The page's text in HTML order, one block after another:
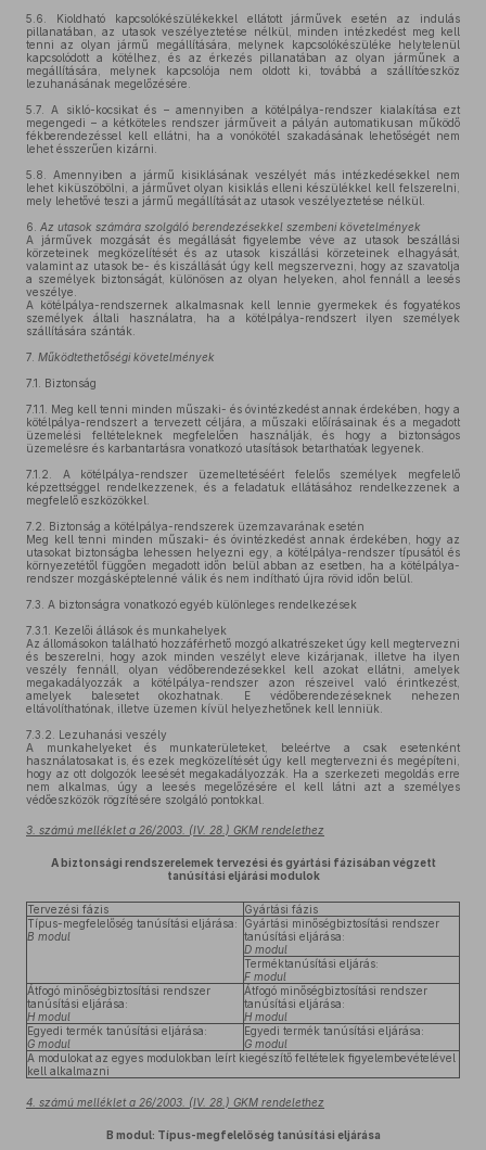
5.6.
Kioldható kapcsolókészülékekkel ellátott járművek esetén az indulás
pillanatában, az utasok veszélyeztetése nélkül, minden intézkedést meg kell
tenni az olyan jármű megállítására, melynek kapcsolókészüléke helytelenül
kapcsolódott a kötélhez, és az érkezés pillanatában az olyan járműnek a
megállítására, melynek kapcsolója nem oldott ki, továbbá a szállítóeszköz
lezuhanásának megelőzésére.
5.7.
A sikló-kocsikat és – amennyiben a kötélpálya-rendszer kialakítása ezt
megengedi – a kétköteles rendszer járműveit a pályán automatikusan működő
fékberendezéssel kell ellátni, ha a vonókötél szakadásának lehetőségét nem
lehet ésszerűen kizárni.
5.8.
Amennyiben a jármű kisiklásának veszélyét más intézkedésekkel nem
lehet kiküszöbölni, a járművet olyan kisiklás elleni készülékkel kell felszerelni,
mely lehetővé teszi a jármű megállítását az utasok veszélyeztetése nélkül.
6. Az utasok számára szolgáló berendezésekkel szembeni követelmények
A járművek mozgását és megállását figyelembe véve az utasok beszállási
körzeteinek megközelítését és az utasok kiszállási körzeteinek elhagyását,
valamint az utasok be- és kiszállását úgy kell megszervezni, hogy az szavatolja
a személyek biztonságát, különösen az olyan helyeken, ahol fennáll a leesés
veszélye.
A kötélpálya-rendszernek alkalmasnak kell lennie gyermekek és fogyatékos
személyek általi használatra, ha a kötélpálya-rendszert ilyen személyek
szállítására szánták.
7. Működtethetőségi követelmények
7.1.
Biztonság
7.1.1.
Meg kell tenni minden műszaki- és óvintézkedést annak érdekében, hogy a
kötélpálya-rendszert a tervezett céljára, a műszaki előírásainak és a megadott
üzemelési feltételeknek megfelelően használják, és hogy a biztonságos
üzemelésre és karbantartásra vonatkozó utasítások betarthatóak legyenek.
7.1.2.
A kötélpálya-rendszer üzemeltetéséért felelős személyek megfelelő
képzettséggel rendelkezzenek, és a feladatuk ellátásához rendelkezzenek a
megfelelő eszközökkel.
7.2.
Biztonság a kötélpálya-rendszerek üzemzavarának esetén
Meg kell tenni minden műszaki- és óvintézkedést annak érdekében, hogy az
utasokat biztonságba lehessen helyezni egy, a kötélpálya-rendszer típusától és
környezetétől függően megadott időn belül abban az esetben, ha a kötélpálya-
rendszer mozgásképtelenné válik és nem indítható újra rövid időn belül.
7.3. A biztonságra vonatkozó egyéb különleges rendelkezések
7.3.1.
Kezelői állások és munkahelyek
Az állomásokon található hozzáférhető mozgó alkatrészeket úgy kell megtervezni
és beszerelni, hogy azok minden veszélyt eleve kizárjanak, illetve ha ilyen
veszély fennáll, olyan védőberendezésekkel kell azokat ellátni, amelyek
megakadályozzák a kötélpálya-rendszer azon részeivel való érintkezést,
amelyek balesetet okozhatnak. E védőberendezéseknek nehezen
eltávolíthatónak, illetve üzemen kívül helyezhetőnek kell lenniük.
7.3.2.
Lezuhanási veszély
A munkahelyeket és munkaterületeket, beleértve a csak esetenként
használatosakat is, és ezek megközelítését úgy kell megtervezni és megépíteni,
hogy az ott dolgozók leesését megakadályozzák. Ha a szerkezeti megoldás erre
nem alkalmas, úgy a leesés megelőzésére el kell látni azt a személyes
védőeszközök rögzítésére szolgáló pontokkal.
3. számú melléklet a 26/2003. (IV. 28.) GKM rendelethez
A biztonsági rendszerelemek tervezési és gyártási fázisában végzett
tanúsítási eljárási modulok
Tervezési fázis
Gyártási fázis
Típus-megfelelőség tanúsítási eljárása:
B modul
Gyártási minőségbiztosítási rendszer
tanúsítási eljárása:
D modul
Terméktanúsítási eljárás:
F modul
Átfogó minőségbiztosítási rendszer
tanúsítási eljárása:
H modul
Átfogó minőségbiztosítási rendszer
tanúsítási eljárása:
H modul
Egyedi termék tanúsítási eljárása:
G modul
Egyedi termék tanúsítási eljárása:
G modul
A modulokat az egyes modulokban leírt kiegészítő feltételek figyelembevételével
kell alkalmazni
4. számú melléklet a 26/2003. (IV. 28.) GKM rendelethez
B modul: Típus-megfelelőség tanúsítási eljárása